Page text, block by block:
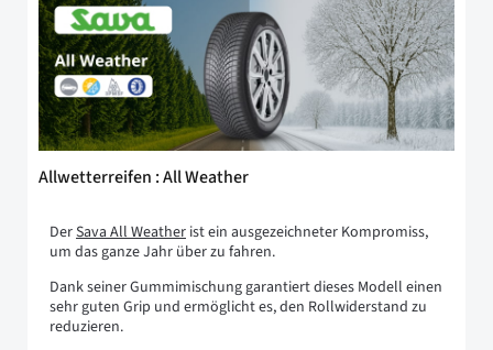
Allwetterreifen : All Weather
DerSava All Weather ist ein ausgezeichneter Kompromiss,
um das ganze Jahr über zu fahren.
Dank seiner Gummimischung garantiert dieses Modell einen
sehr guten Grip und ermöglicht es, den Rollwiderstand zu
reduzieren.